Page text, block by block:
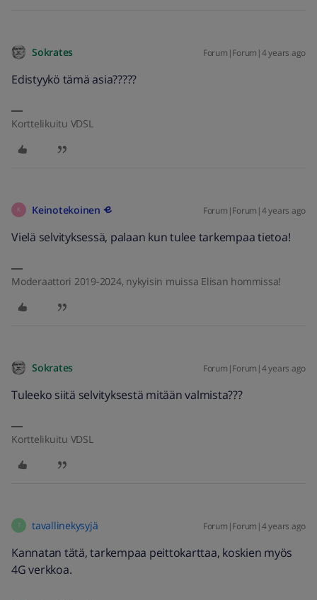
Sokrates Forum|Forum|4 years ago
Edistyykö tämä asia?????
Korttelikuitu VDSL
K Keinotekoinen Forum|Forum|4 years ago
Vielä selvityksessä, palaan kun tulee tarkempaa tietoa!
Moderaattori 2019-2024, nykyisin muissa Elisan hommissa!
Sokrates Forum|Forum|4 years ago
Tuleeko siitä selvityksestä mitään valmista???
Korttelikuitu VDSL
T tavallinekysyjä Forum|Forum|4 years ago
Kannatan tätä, tarkempaa peittokarttaa, koskien myös
4G verkkoa.